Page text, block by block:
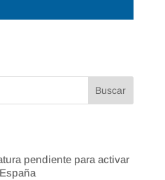
pendiente para activar